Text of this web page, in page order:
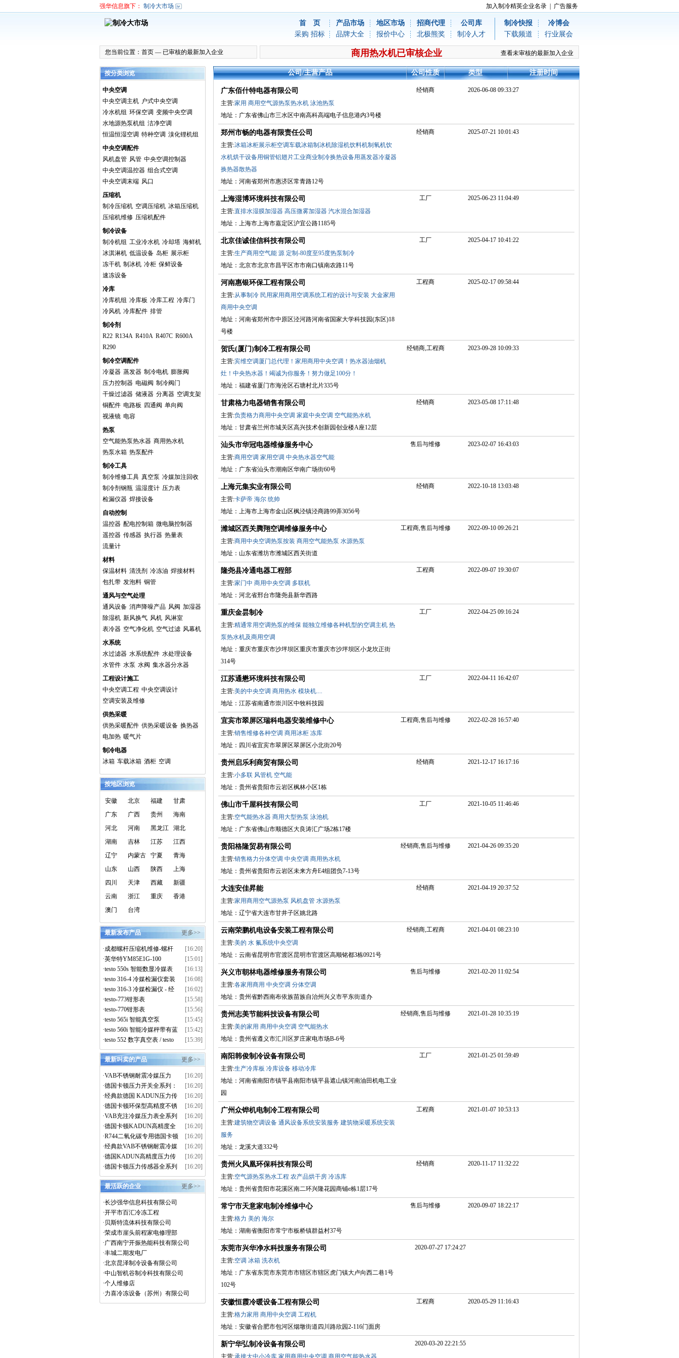
强华信息旗下： 制冷大市场 加入制冷精英企业名录 广告服务
首 页 产品市场 地区市场 招商代理 公司库 制冷快报
冷博会
采购 招标 品牌大全 报价中心 北极熊奖 制冷人才 下载频道 行业展会
您当前位置： 首页 — 已审核的最新加入企业 商用热水机已审核企业 查看未审核的最新加入企业
按分类浏览
中央空调
中央空调主机 户式中央空调
冷水机组 环保空调 变频中央空调
水地源热泵机组 洁净空调
恒温恒湿空调 特种空调 溴化锂机组
中央空调配件
风机盘管 风管 中央空调控制器
中央空调温控器 组合式空调
中央空调末端 风口
压缩机
制冷压缩机 空调压缩机 冰箱压缩机
压缩机维修 压缩机配件
制冷设备
制冷机组 工业冷水机 冷却塔 海鲜机
冰淇淋机 低温设备 岛柜 展示柜
冻干机 制冰机 冷柜 保鲜设备
速冻设备
冷库
冷库机组 冷库板 冷库工程 冷库门
冷风机 冷库配件 排管
制冷剂
R22 R134A R410A R407C R600A
R290
制冷空调配件
冷凝器 蒸发器 制冷电机 膨胀阀
压力控制器 电磁阀 制冷阀门
干燥过滤器 储液器 分离器 空调支架
铜配件 电路板 四通阀 单向阀
视液镜 电容
热泵
空气能热泵热水器 商用热水机
热泵水箱 热泵配件
制冷工具
制冷维修工具 真空泵 冷媒加注回收
制冷剂钢瓶 温湿度计 压力表
检漏仪器 焊接设备
自动控制
温控器 配电控制箱 微电脑控制器
遥控器 传感器 执行器 热量表
流量计
材料
保温材料 清洗剂 冷冻油 焊接材料
包扎带 发泡料 铜管
通风与空气处理
通风设备 消声降噪产品 风阀 加湿器
除湿机 新风换气 风机 风淋室
表冷器 空气净化机 空气过滤 风幕机
水系统
水过滤器 水系统配件 水处理设备
水管件 水泵 水阀 集水器分水器
工程设计施工
中央空调工程 中央空调设计
空调安装及维修
供热采暖
供热采暖配件 供热采暖设备 换热器
电加热 暖气片
制冷电器
冰箱 车载冰箱 酒柜 空调
按地区浏览
安徽 北京 福建
甘肃
广东
广西 贵州
海南
河北
河南 黑龙江
湖北
湖南
吉林 江苏
江西
辽宁
内蒙古 宁夏
青海
山东
山西 陕西
上海
四川
天津 西藏
新疆
云南
浙江 重庆
香港
澳门
台湾
更多>>
最新发布产品
·成都螺杆压缩机维修-螺杆
压缩机大修-离心压缩机维
修-上门拆解维保服务
[16:20]
·英华特YM85E1G-100
[15:01]
·testo 550s 智能数显冷媒表
真空套装
[16:13]
·testo 316-4 冷媒检漏仪套装
[16:08]
·testo 316-3 冷媒检漏仪 - 经
济型
[16:02]
·testo-773钳形表
[15:58]
·testo-770钳形表
[15:56]
·testo 565i 智能真空泵
[15:45]
·testo 560i 智能冷媒秤带有蓝
牙功能
[15:42]
·testo 552 数字真空表 / testo
552i 智能真空探头
[15:39]
更多>>
最新叫卖的产品
·VAB不锈钢耐震冷媒压力
表，耐低温耐高温红蓝法
兰，德国进口硅油，进口机
芯，高精度
[16:20]
·德国卡顿压力开关全系列：
电询13905251516（同微信）
[16:20]
·经典款德国 KADUN压力传
感器温度传感器、温湿度传
感器全系列
[16:20]
·德国卡顿环保型高精度不锈
钢耐震冷媒压力表
[16:20]
·VAB充注冷媒压力表全系列
（直径50mm-100mm）
[16:20]
·德国卡顿KADUN高精度全
不锈钢耐震冷媒压力表全系
列
[16:20]
·R744二氧化碳专用德国卡顿
KADUN冷媒压力表系列
[16:20]
·经典款VAB不锈钢耐震冷媒
压力表全系列
[16:20]
·德国KADUN高精度压力传
感器
[16:20]
·德国卡顿压力传感器全系列 [16:20]
更多>>
最活跃的企业
·长沙强华信息科技有限公司
·开平市百汇冷冻工程
· 贝斯特流体科技有限公司
·荣成市崖头前程家电修理部
·广西南宁开振热能科技有限公司
·丰城二期发电厂
·北京昆泽制冷设备有限公司
·中山智机谷制冷科技有限公司
·个人维修店
·力喜冷冻设备（苏州）有限公司
公司/主营产品 公司性质 类型 注册时间
广东佰什特电器有限公司
主营:家用 商用空气源热泵热水机 泳池热泵
地址：广东省佛山市三水区中南高科高端电子信息港内3号楼
经销商 2026-06-08 09:33:27
郑州市畅的电器有限责任公司
主营:冰箱冰柜展示柜空调车载冰箱制冰机除湿机饮料机制氧机饮
水机烘干设备用铜管铝翅片工业商业制冷换热设备用蒸发器冷凝器
换热器散热器
地址：河南省郑州市惠济区常青路12号
经销商 2025-07-21 10:01:43
上海湿博环境科技有限公司
主营:直排水湿膜加湿器 高压微雾加湿器 汽水混合加湿器
地址：上海市上海市嘉定区沪宜公路1185号
工厂 2025-06-23 11:04:49
北京佳诚佳信科技有限公司
主营:生产商用空气能 源 定制-80度至95度热泵制冷
地址：北京市北京市昌平区市市南口镇南农路11号
工厂 2025-04-17 10:41:22
河南惠银环保工程有限公司
主营:从事制冷 民用家用商用空调系统工程的设计与安装 大金家用
商用中央空调
地址：河南省郑州市中原区泾河路河南省国家大学科技园(东区)18
号楼
工程商 2025-02-17 09:58:44
贺氏(厦门)制冷工程有限公司
主营:宾维空调厦门总代理！家用商用中央空调！热水器油烟机
灶！中央热水器！竭诚为你服务！努力做足100分！
地址：福建省厦门市海沧区石塘村北片335号
经销商,工程商 2023-09-28 10:09:33
甘肃格力电器销售有限公司
主营:负责格力商用中央空调 家庭中央空调 空气能热水机
地址：甘肃省兰州市城关区高兴技术创新园创业楼A座12层
经销商 2023-05-08 17:11:48
汕头市华冠电器维修服务中心
主营:商用空调 家用空调 中央热水器空气能
地址：广东省汕头市潮南区华南广场街60号
售后与维修 2023-02-07 16:43:03
上海元集实业有限公司
主营:卡萨帝 海尔 统帅
地址：上海市上海市金山区枫泾镇泾商路99弄3056号
经销商 2022-10-18 13:03:48
潍城区西关腾翔空调维修服务中心
主营:商用中央空调热泵按装 商用空气能热泵 水源热泵
地址：山东省潍坊市潍城区西关街道
工程商,售后与维修 2022-09-10 09:26:21
隆尧县冷通电器工程部
主营:家门中 商用中央空调 多联机
地址：河北省邢台市隆尧县新华西路
工程商 2022-09-07 19:30:07
重庆金昙制冷
主营:精通常用空调热泵的维保 能独立维修各种机型的空调主机 热
泵热水机及商用空调
地址：重庆市重庆市沙坪坝区重庆市重庆市沙坪坝区小龙坎正街
314号
工厂 2022-04-25 09:16:24
江苏通懋环境科技有限公司
主营:美的中央空调 商用热水 模块机....
地址：江苏省南通市崇川区中牧科技园
工厂 2022-04-11 16:42:07
宜宾市翠屏区瑞科电器安装维修中心
主营:销售维修各种空调 商用冰柜 冻库
地址：四川省宜宾市翠屏区翠屏区小北街20号
工程商,售后与维修 2022-02-28 16:57:40
贵州启乐利商贸有限公司
主营:小多联 风管机 空气能
地址：贵州省贵阳市云岩区枫林小区1栋
经销商 2021-12-17 16:17:16
佛山市千屋科技有限公司
主营:空气能热水器 商用大型热泵 泳池机
地址：广东省佛山市顺德区大良涛汇广场2栋17楼
工厂 2021-10-05 11:46:46
贵阳格隆贸易有限公司
主营:销售格力分体空调 中央空调 商用热水机
地址：贵州省贵阳市云岩区未来方舟E4组团负7-13号
经销商,售后与维修 2021-04-26 09:35:20
大连安佳昇能
主营:家用商用空气源热泵 风机盘管 水源热泵
地址：辽宁省大连市甘井子区姚北路
经销商 2021-04-19 20:37:52
云南荣鹏机电设备安装工程有限公司
主营:美的 水 氟系统中央空调
地址：云南省昆明市官渡区昆明市官渡区高顺铭都3栋0921号
经销商,工程商 2021-04-01 08:23:10
兴义市朝林电器维修服务有限公司
主营:各家用商用 中央空调 分体空调
地址：贵州省黔西南布依族苗族自治州兴义市平东街道办
售后与维修 2021-02-20 11:02:54
贵州志美节能科技设备有限公司
主营:美的家用 商用中央空调 空气能热水
地址：贵州省遵义市汇川区罗庄家电市场B-6号
经销商,售后与维修 2021-01-28 10:35:19
南阳韩俊制冷设备有限公司
主营:生产冷库板 冷库设备 移动冷库
地址：河南省南阳市镇平县南阳市镇平县遮山镇河南油田机电工业
园
工厂 2021-01-25 01:59:49
广州众铧机电制冷工程有限公司
主营:建筑物空调设备 通风设备系统安装服务 建筑物采暖系统安装
服务
地址：龙溪大道332号
工程商 2021-01-07 10:53:13
贵州火风凰环保科技有限公司
主营:空气源热泵热水工程 农产品烘干房 冷冻库
地址：贵州省贵阳市花溪区南二环兴隆花园商铺e栋1层17号
经销商 2020-11-17 11:32:22
常宁市天意家电制冷维修中心
主营:格力 美的 海尔
地址：湖南省衡阳市常宁市板桥镇群益村37号
售后与维修 2020-09-07 18:22:17
东莞市兴华净水科技服务有限公司
主营:空调 冰箱 洗衣机
地址：广东省东莞市东莞市市辖区市辖区虎门镇大卢向西二巷1号
102号
2020-07-27 17:24:27
安徽恒霞冷暖设备工程有限公司
主营:格力家用 商用中央空调 工程机
地址：安徽省合肥市包河区烟墩街道四川路欣园2-116门面房
工程商 2020-05-29 11:16:43
新宁华弘制冷设备有限公司
主营:承接大中小冷库 家用商用中央空调 商用空气能热水器
2020-03-20 22:21:55